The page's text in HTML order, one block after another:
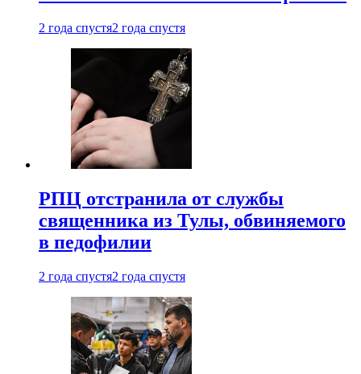
2 года спустя2 года спустя
РПЦ отстранила от службы
священника из Тулы, обвиняемого
в педофилии
2 года спустя2 года спустя